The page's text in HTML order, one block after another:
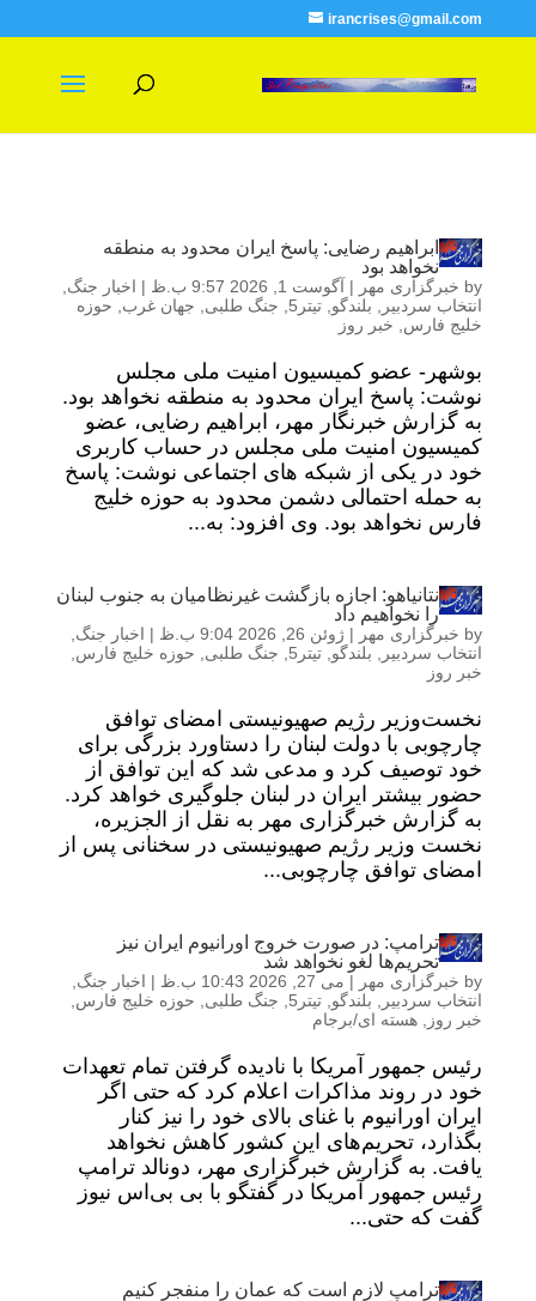
irancrises@gmail.com
ابراهیم رضایی: پاسخ ایران محدود به منطقه
نخواهد بود
by خبرگزاری مهر | آگوست 1, 2026 9:57 ب.ظ | اخبار جنگ
انتخاب سردبیر
بلندگو تیتر5 جنگ طلبی جهان غرب
حوزه
خلیج فارس
خبر روز
بوشهر- عضو کمیسیون امنیت ملی مجلس
نوشت: پاسخ ایران محدود به منطقه نخواهد بود.
به گزارش خبرنگار مهر، ابراهیم رضایی، عضو
کمیسیون امنیت ملی مجلس در حساب کاربری
خود در یکی از شبکه های اجتماعی نوشت: پاسخ
به حمله احتمالی دشمن محدود به حوزه خلیج
فارس نخواهد بود. وی افزود: به...
نتانیاهو: اجازه بازگشت غیرنظامیان به جنوب لبنان
را نخواهیم داد
by خبرگزاری مهر | ژوئن 26, 2026 9:04 ب.ظ | اخبار جنگ
انتخاب سردبیر
بلندگو تیتر5 جنگ طلبی حوزه خلیج فارس
خبر روز
نخست‌وزیر رژیم صهیونیستی امضای توافق
چارچوبی با دولت لبنان را دستاورد بزرگی برای
خود توصیف کرد و مدعی شد که این توافق از
حضور بیشتر ایران در لبنان جلوگیری خواهد کرد.
به گزارش خبرگزاری مهر به نقل از الجزیره،
نخست وزیر رژیم صهیونیستی در سخنانی پس از
امضای توافق چارچوبی...
ترامپ: در صورت خروج اورانیوم ایران نیز
تحریم‌ها لغو نخواهد شد
by خبرگزاری مهر | می 27, 2026 10:43 ب.ظ | اخبار جنگ
انتخاب سردبیر
بلندگو تیتر5 جنگ طلبی حوزه خلیج فارس
خبر روز
هسته ای/برجام
رئیس جمهور آمریکا با نادیده گرفتن تمام تعهدات
خود در روند مذاکرات اعلام کرد که حتی اگر
ایران اورانیوم با غنای بالای خود را نیز کنار
بگذارد، تحریم‌های این کشور کاهش نخواهد
یافت. به گزارش خبرگزاری مهر، دونالد ترامپ
رئیس جمهور آمریکا در گفتگو با بی‌ بی‌اس نیوز
گفت که حتی...
ترامپ لازم است که عمان را منفجر کنیم